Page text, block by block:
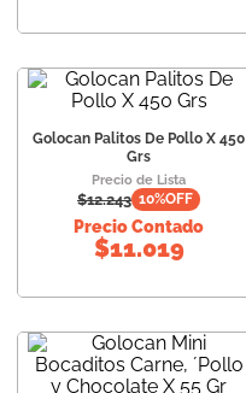
Golocan Palitos De Pollo X 450
Grs
Precio de Lista
$12.243 10%OFF
Precio Contado
$11.019